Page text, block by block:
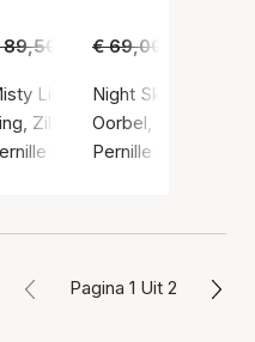
zilver 925
/ Sterling zilver 925
€ 55,00
Light Ring
Zilvere kleur / Sterling
Corydon
€ 69,00
Night Sky Earrings
Oorbel, Zilvere
Pernille Corydon
Pagina 1 Uit 2